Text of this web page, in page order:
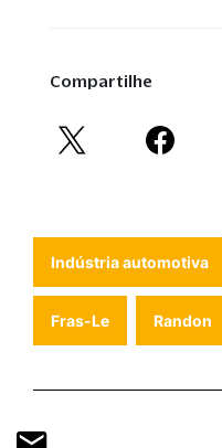
Compartilhe
Indústria automotiva
Fras-Le Randon